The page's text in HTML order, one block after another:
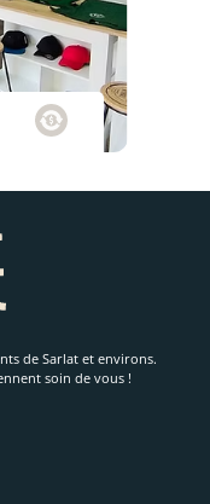
de Sarlat et environs.
soin de vous !